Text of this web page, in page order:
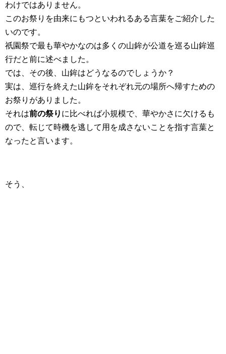
わけではありません。
このお祭りを由来にもつといわれるある言葉をご紹介した
いのです。
祇園祭で最も華やかなのは多くの山鉾が公道を巡る山鉾巡
行だと前に述べました。
では、その後、山鉾はどうなるのでしょうか？
実は、巡行を終えた山鉾をそれぞれ元の場所へ帰すための
お祭りがありました。
それは前の祭り に比べれば小規模で、華やかさに欠けるも
ので、転じて時機を逃して用を成さないことを指す言葉と
なったと言います。
そう、